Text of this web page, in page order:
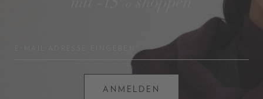
ANMELDEN